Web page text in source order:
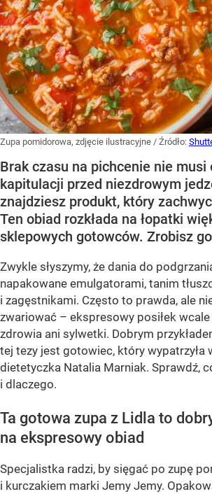
Zupa pomidorowa, zdjęcie ilustracyjne / Źródło:
Brak czasu na pichcenie nie musi
kapitulacji przed niezdrowym
znajdziesz produkt, który
Ten obiad rozkłada na łopatki
sklepowych gotowców. Zrobisz
Zwykle słyszymy, że dania do
napakowane emulgatorami, tanim
i zagęstnikami. Często to prawda, ale
zwariować – ekspresowy posiłek
zdrowia ani sylwetki. Dobrym
tej tezy jest gotowiec, który wypatrzyła
dietetyczka Natalia Marniak. Sprawdź,
i dlaczego.
Ta gotowa zupa z Lidla to
na ekspresowy obiad
Specjalistka radzi, by sięgać po zupę
i kurczakiem marki Jemy Jemy.